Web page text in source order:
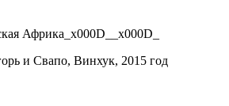
_x000D__x000D_
и Свапо, Винхук, 2015 год